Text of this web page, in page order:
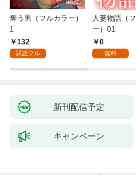
奪う男（フルカラー）
1
132
試読フル
人妻物語（
ー）01
0
無料
新刊配信予定
キャンペーン